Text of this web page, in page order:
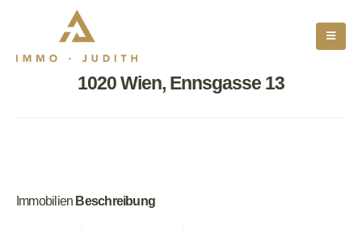
1020 Wien, Ennsgasse 13
Immobilien Beschreibung